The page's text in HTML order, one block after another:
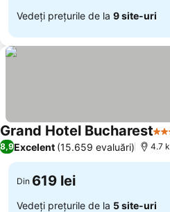
Vedeți prețurile de la 9 site-uri
Grand Hotel Bucharest5
8,9Excelent (15.659 evaluări) 4.7
Din 619 lei
Vedeți prețurile de la 5 site-uri